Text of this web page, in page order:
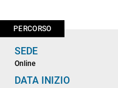
PERCORSO
SEDE
Online
DATA INIZIO